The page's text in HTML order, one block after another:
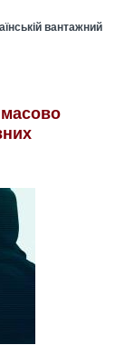
вантажний
масово